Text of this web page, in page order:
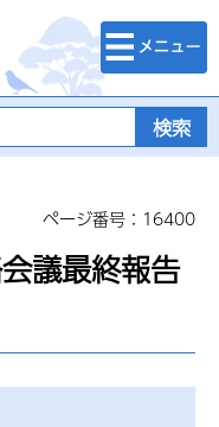
検索・メニュ
ー
ページ番号：16400
議最終報告